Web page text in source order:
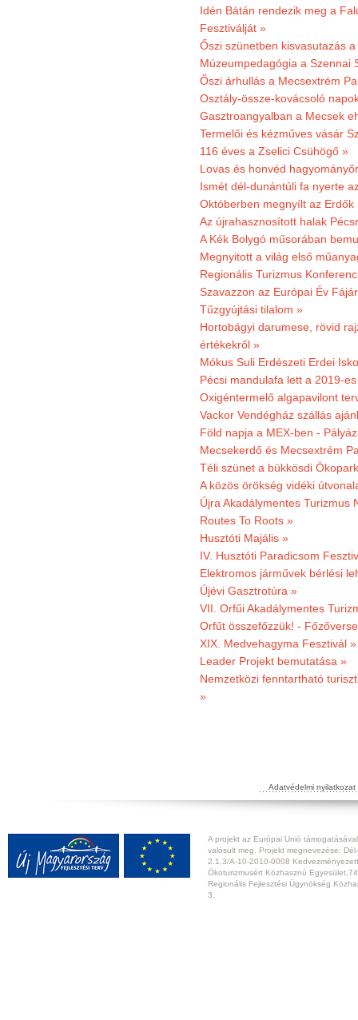
Idén Bátán rendezik meg a
Fesztiválját »
Őszi szünetben kisvasutazás
Múzeumpedagógia a Szennai
Őszi árhullás a Mecsextrém
Osztály-össze-kovácsoló
Gasztroangyalban a Mecsek
Termelői és kézműves vásár
116 éves a Zselici Csühögő »
Lovas és honvéd
Ismét dél-dunántúli fa nyerte
Októberben megnyílt az
Az újrahasznosított halak
A Kék Bolygó műsorában
Megnyitott a világ első
Regionális Turizmus
Szavazzon az Európai Év
Tűzgyújtási tilalom »
Hortobágyi darumese, rövid
értékekről »
Mókus Suli Erdészeti Erdei
Pécsi mandulafa lett a 2019-
Oxigéntermelő algapavilont
Vackor Vendégház szállás
Föld napja a MEX-ben -
Mecsekerdő és Mecsextrém
Téli szünet a bükkösdi
A közös örökség vidéki
Újra Akadálymentes Turizmus
Routes To Roots »
Husztóti Majális »
IV. Husztóti Paradicsom
Elektromos járművek bérlési
Újévi Gasztrotúra »
VII. Orfűi Akadálymentes
Orfűt összefőzzük! -
XIX. Medvehagyma Fesztivál »
Leader Projekt bemutatása »
Nemzetközi fenntartható
»
Adatvédelmi nyilatkozat
A projekt az Európai Unió
valósult meg. Projekt megnevezése:
2.1.3/A-10-2010-0008
Ökoturizmusért Közhasznú
Regionális Fejlesztési Ügynökség
3.